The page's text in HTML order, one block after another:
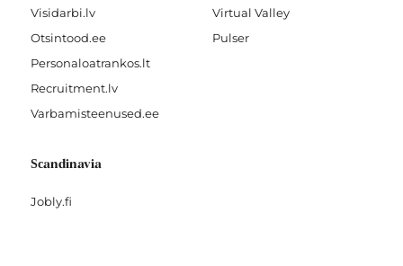
Visidarbi.lv
Otsintood.ee
Personaloatrankos.lt
Recruitment.lv
Varbamisteenused.ee
Virtual Valley
Pulser
Scandinavia
Jobly.fi